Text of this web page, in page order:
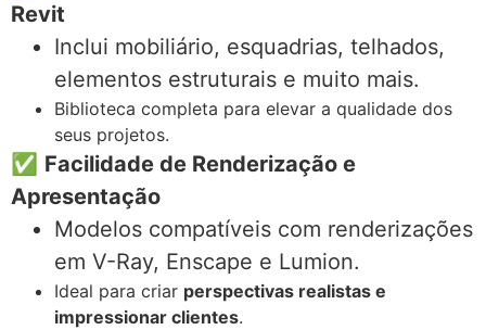
Revit
Inclui mobiliário, esquadrias, telhados,
elementos estruturais e muito mais.
Biblioteca completa para elevar a qualidade dos
seus projetos.
✅ Facilidade de Renderização e
Apresentação
Modelos compatíveis com renderizações
em V-Ray, Enscape e Lumion.
Ideal para criar perspectivas realistas e
impressionar clientes.